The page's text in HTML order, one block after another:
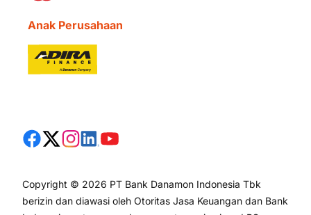
Anak Perusahaan
Copyright © 2026 PT Bank Danamon Indonesia Tbk
berizin dan diawasi oleh Otoritas Jasa Keuangan dan Bank